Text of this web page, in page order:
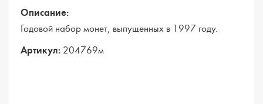
Описание:
Годовой набор монет, выпущенных в 1997 году.
Артикул: 204769м